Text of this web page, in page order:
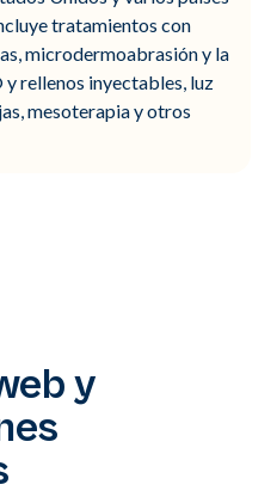
tratamientos con
microdermoabrasión y la
rellenos inyectables, luz
mesoterapia y otros
y